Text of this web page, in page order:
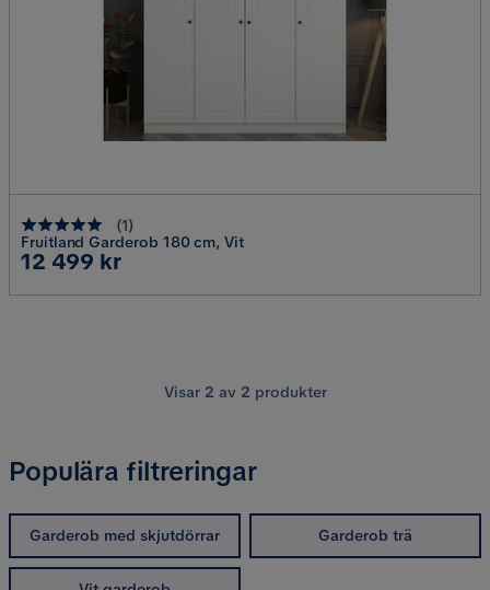
(1)
Fruitland Garderob 180 cm, Vit
Pris
12 499 kr
Visar 2 av 2 produkter
Populära filtreringar
Garderob med skjutdörrar Garderob trä